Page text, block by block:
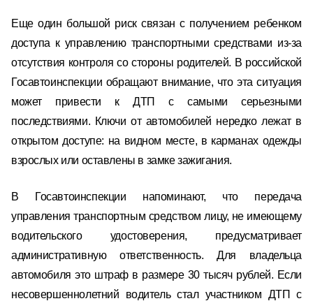
Еще один большой риск связан с получением ребенком
доступа к управлению транспортными средствами из-за
отсутствия контроля со стороны родителей. В российской
Госавтоинспекции обращают внимание, что эта ситуация
может привести к ДТП с самыми серьезными
последствиями. Ключи от автомобилей нередко лежат в
открытом доступе: на видном месте, в карманах одежды
взрослых или оставлены в замке зажигания.
В Госавтоинспекции напоминают, что передача
управления транспортным средством лицу, не имеющему
водительского удостоверения, предусматривает
административную ответственность. Для владельца
автомобиля это штраф в размере 30 тысяч рублей. Если
несовершеннолетний водитель стал участником ДТП с